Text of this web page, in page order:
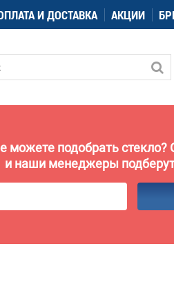
И ДОСТАВКА АКЦИИ
можете подобрать стекло?
и наши менеджеры